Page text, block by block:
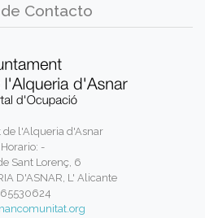
Contacto
l'Alqueria d'Asnar
Horario: -
Sant Lorenç, 6
D'ASNAR, L' Alicante